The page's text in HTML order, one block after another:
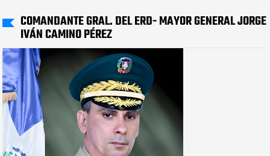
COMANDANTE GRAL. DEL ERD- MAYOR GENERAL JORGE
IVÁN CAMINO PÉREZ